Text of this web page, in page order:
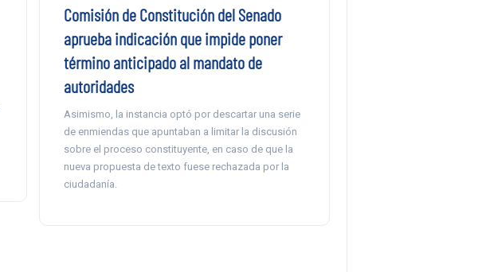
Comisión de Constitución del Senado
aprueba indicación que impide poner
término anticipado al mandato de
autoridades
Asimismo, la instancia optó por descartar una serie
de enmiendas que apuntaban a limitar la discusión
sobre el proceso constituyente, en caso de que la
nueva propuesta de texto fuese rechazada por la
ciudadanía.